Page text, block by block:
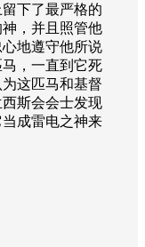
下了最严格的
，并且照管他
地遵守他所说
，一直到它死
这匹马和基督
斯会会士发现
成雷电之神来